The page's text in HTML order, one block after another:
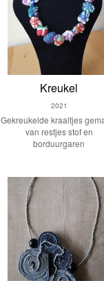
Kreukel
2021
Gekreukelde kraaltjes
van restjes stof en
borduurgaren